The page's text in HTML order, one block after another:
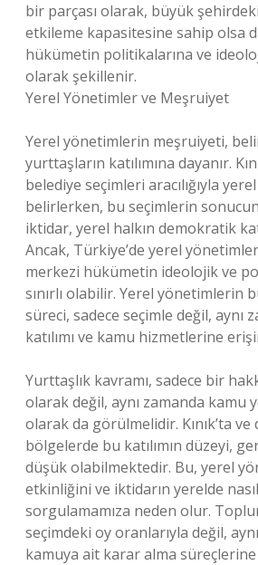
bir parçası olarak, büyük
etkileme kapasitesine sahip olsa
hükümetin politikalarına ve
olarak şekillenir.
Yerel Yönetimler ve Meşruiyet
Yerel yönetimlerin meşruiyeti,
yurttaşların katılımına dayanır.
belediye seçimleri aracılığıyla
belirlerken, bu seçimlerin
iktidar, yerel halkın demokratik
Ancak, Türkiye’de yerel
merkezi hükümetin ideolojik ve
sınırlı olabilir. Yerel yönetimlerin
süreci, sadece seçimle değil, aynı
katılımı ve kamu hizmetlerine
Yurttaşlık kavramı, sadece bir
olarak değil, aynı zamanda kamu
olarak da görülmelidir. Kınık’ta ve
bölgelerde bu katılımın düzeyi,
düşük olabilmektedir. Bu, yerel
etkinliğini ve iktidarın yerelde
sorgulamamıza neden olur.
seçimdeki oy oranlarıyla değil,
kamuya ait karar alma süreçlerine